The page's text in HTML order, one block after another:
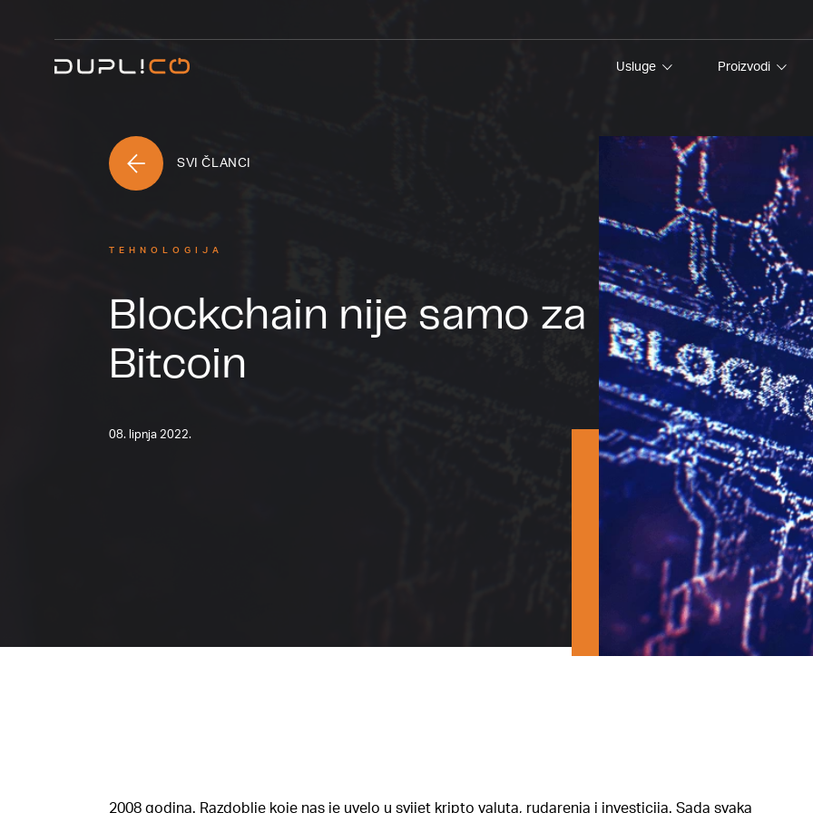
Usluge Proizvodi
SVI ČLANCI
TEHNOLOGIJA
Blockchain nije samo za
Bitcoin
08. lipnja 2022.
2008 godina. Razdoblje koje nas je uvelo u svijet kripto valuta, rudarenja i investicija. Sada svaka